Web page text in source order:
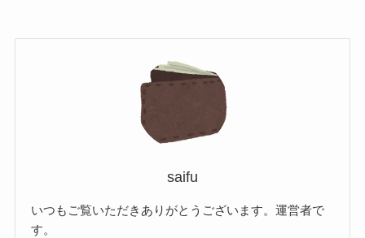
saifu
いつもご覧いただきありがとうございます。運営者で
す。